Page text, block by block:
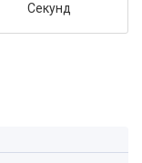
Секунд